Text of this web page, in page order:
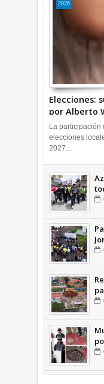
Elecciones:
por Alberto
2026
La participación
elecciones
2027...